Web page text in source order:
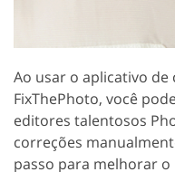
Ao usar o aplicativo
FixThePhoto, você
editores talentosos
correções
passo para melhorar